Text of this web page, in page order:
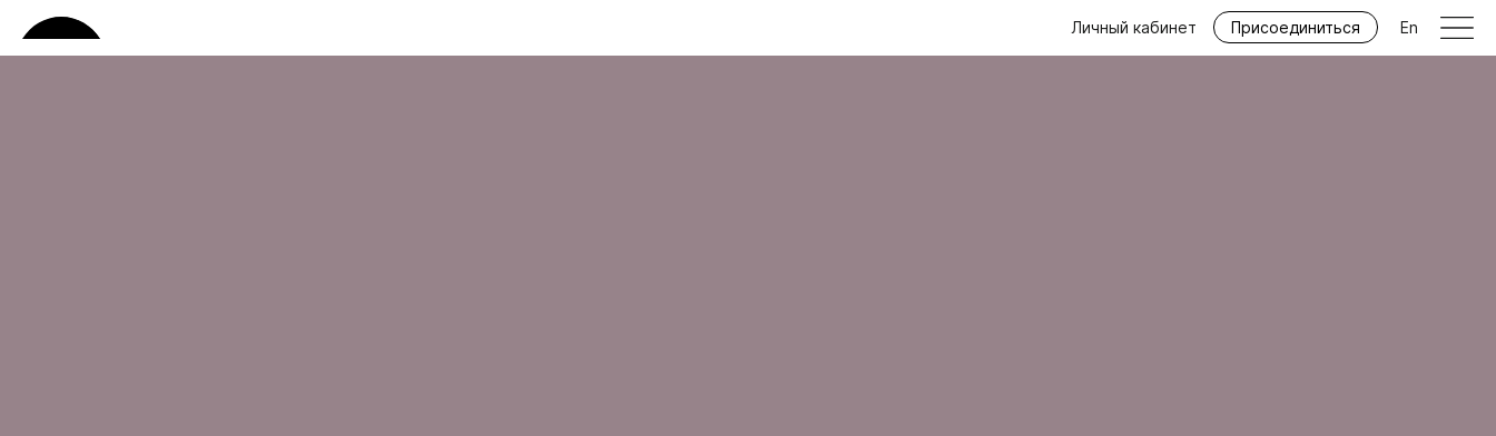
Личный кабинет Присоединиться En